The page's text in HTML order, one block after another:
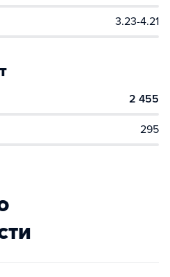
3.23-4.21
2 455
295